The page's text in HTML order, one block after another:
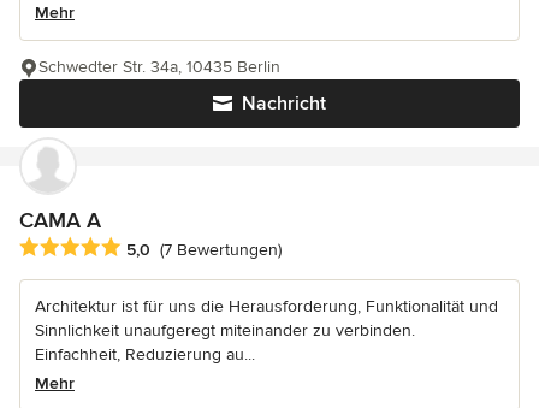
Mehr
Nachricht
Schwedter Str. 34a, 10435 Berlin
CAMA A
Durchschnittliche Bewertung: 5 von 5 Sternen
5,0 (7 Bewertungen)
Architektur ist für uns die Herausforderung, Funktionalität und
Sinnlichkeit unaufgeregt miteinander zu verbinden.
Einfachheit, Reduzierung au...
Mehr